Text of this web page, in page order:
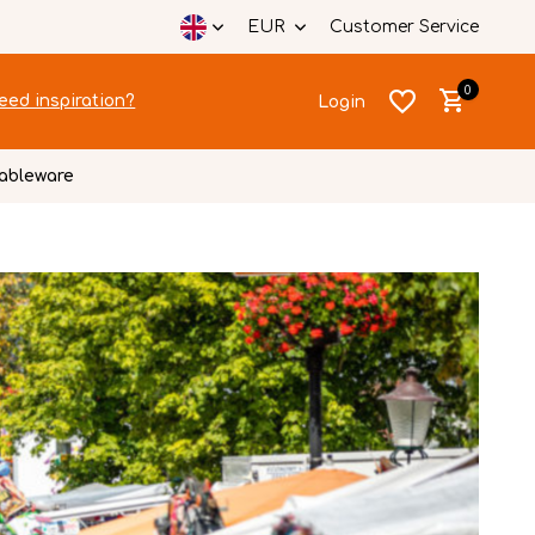
EUR Customer Service
inspiration? Login
Create an account
Create an account
0